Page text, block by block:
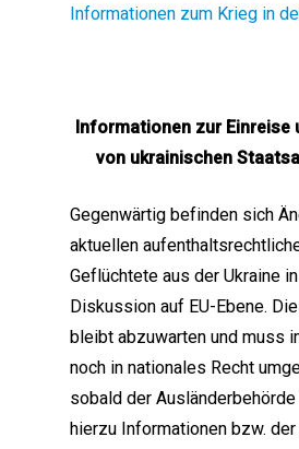
Informationen zum Krieg in
Informationen zur Einreise
von ukrainischen
Gegenwärtig befinden sich
aktuellen
Geflüchtete aus der Ukraine
Diskussion auf EU-Ebene.
bleibt abzuwarten und muss
noch in nationales Recht
sobald der
hierzu Informationen bzw.